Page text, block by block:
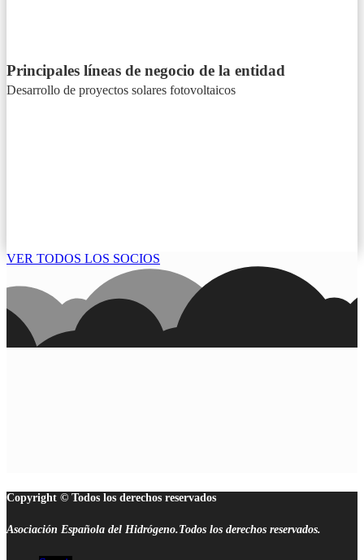
Principales líneas de negocio de la entidad
Desarrollo de proyectos solares fotovoltaicos
VER TODOS LOS SOCIOS
Copyright © Todos los derechos reservados
Asociación Española del Hidrógeno.Todos los derechos reservados.